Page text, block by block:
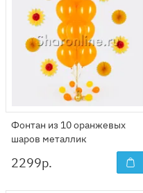
Фонтан из 10 оранжевых
шаров металлик
2299р.